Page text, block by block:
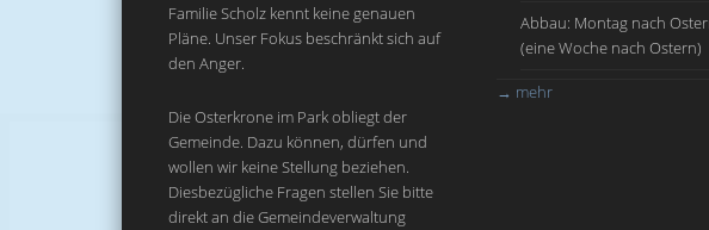
Familie Scholz kennt keine genauen
Pläne. Unser Fokus beschränkt sich auf
den Anger.
Die Osterkrone im Park obliegt der
Gemeinde. Dazu können, dürfen und
wollen wir keine Stellung beziehen.
Diesbezügliche Fragen stellen Sie bitte
direkt an die Gemeindeverwaltung
Abbau: Montag nach
(eine Woche nach Ostern)
→ mehr